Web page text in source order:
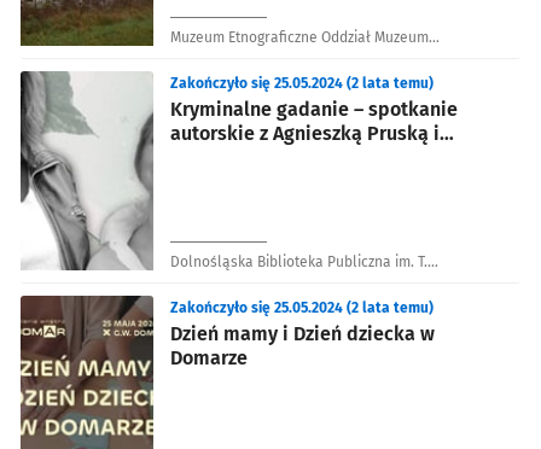
Muzeum Etnograficzne Oddział Muzeum
Kryminalne gadanie – spotkanie
autorskie z Agnieszką Pruską i
Zakończyło się 25.05.2024 (2 lata temu)
Dolnośląska Biblioteka Publiczna im. T.
Dzień mamy i Dzień dziecka w
Domarze
Zakończyło się 25.05.2024 (2 lata temu)